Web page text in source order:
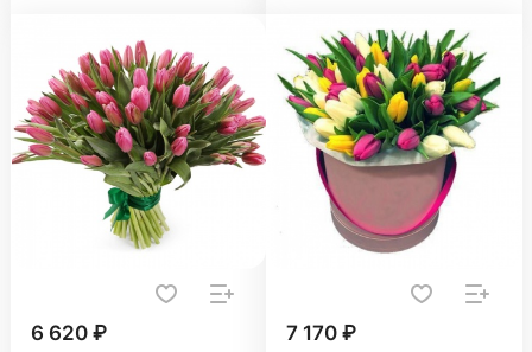
6 620 ₽ 7 170 ₽